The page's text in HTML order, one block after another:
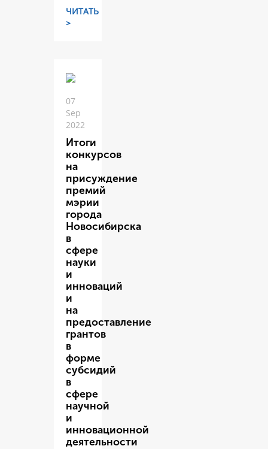
ЧИТАТЬ
>
07
Sep
2022
Итоги
конкурсов
на
присуждение
премий
мэрии
города
Новосибирска
в
сфере
науки
и
инноваций
и
на
предоставление
грантов
в
форме
субсидий
в
сфере
научной
и
инновационной
деятельности